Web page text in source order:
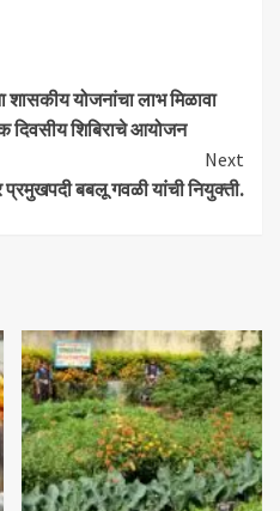
शासकीय योजनांचा लाभ मिळावा
दिवसीय शिबिराचे आयोजन
Next
बबलू गवळी यांची नियुक्ती.